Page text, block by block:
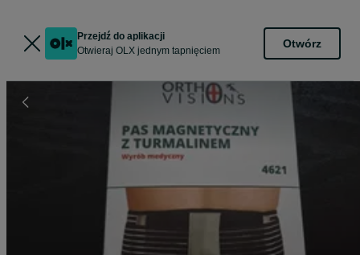
Przejdź do aplikacji
Otwieraj OLX jednym tapnięciem
Otwórz